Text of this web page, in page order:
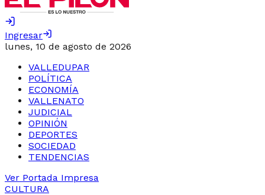
Ingresar
lunes, 10 de agosto de 2026
VALLEDUPAR
POLÍTICA
ECONOMÍA
VALLENATO
JUDICIAL
OPINIÓN
DEPORTES
SOCIEDAD
TENDENCIAS
Ver Portada Impresa
CULTURA